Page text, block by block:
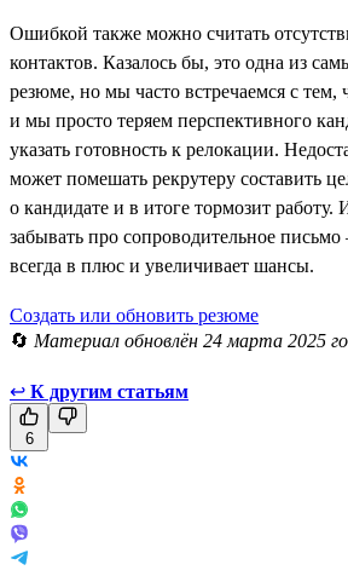
Ошибкой также можно считать
контактов. Казалось бы, это одна из
резюме, но мы часто встречаемся с тем,
и мы просто теряем перспективного
указать готовность к релокации.
может помешать рекрутеру составить
о кандидате и в итоге тормозит
забывать про сопроводительное
всегда в плюс и увеличивает шансы.
Создать или обновить резюме
🔄 Материал обновлён 24 марта 2025
↩ К другим статьям
6